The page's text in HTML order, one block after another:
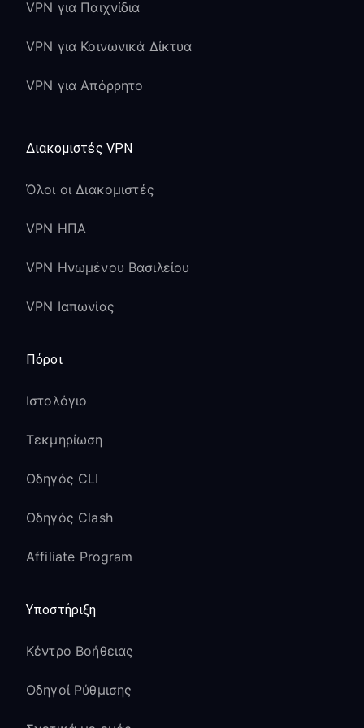
VPN για Παιχνίδια
VPN για Κοινωνικά Δίκτυα
VPN για Απόρρητο
Διακομιστές VPN
Όλοι οι Διακομιστές
VPN ΗΠΑ
VPN Ηνωμένου Βασιλείου
VPN Ιαπωνίας
Πόροι
Ιστολόγιο
Τεκμηρίωση
Οδηγός CLI
Οδηγός Clash
Affiliate Program
Υποστήριξη
Κέντρο Βοήθειας
Οδηγοί Ρύθμισης